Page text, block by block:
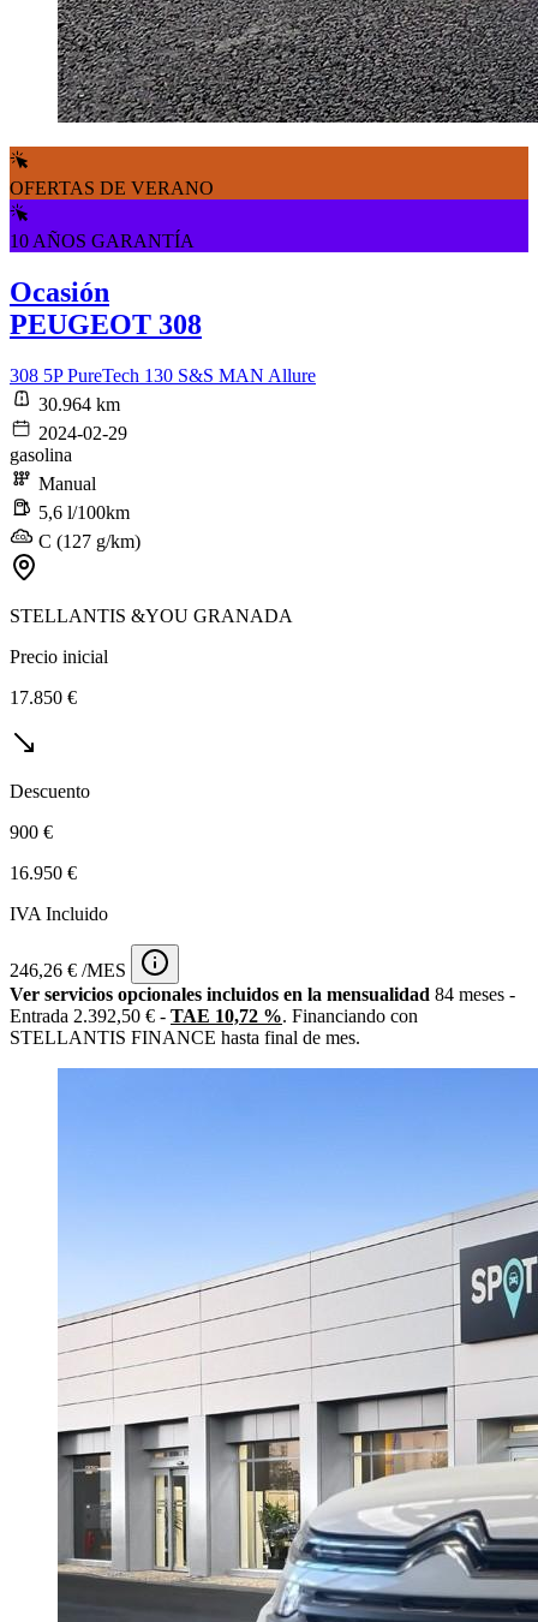
OFERTAS DE VERANO
10 AÑOS GARANTÍA
Ocasión
PEUGEOT 308
308 5P PureTech 130 S&S MAN Allure
30.964 km
2024-02-29
gasolina
Manual
5,6 l/100km
C (127 g/km)
STELLANTIS &YOU GRANADA
Precio inicial
17.850 €
Descuento
900 €
16.950 €
IVA Incluido
246,26 € /MES
Ver servicios opcionales incluidos en la mensualidad 84 meses -
Entrada 2.392,50 € - TAE 10,72 %. Financiando con
STELLANTIS FINANCE hasta final de mes.